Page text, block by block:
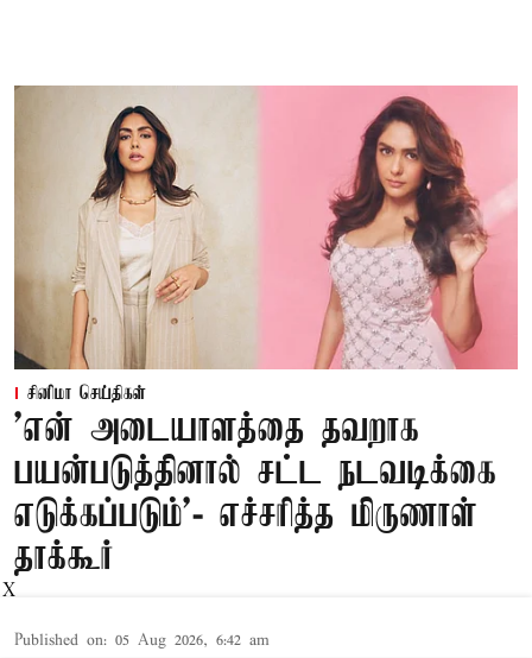
சினிமா செய்திகள்
'என் அடையாளத்தை தவறாக
பயன்படுத்தினால் சட்ட நடவடிக்கை
எடுக்கப்படும்'- எச்சரித்த மிருணாள்
தாக்கூர்
Published on: 05 Aug 2026, 6:42 am
X